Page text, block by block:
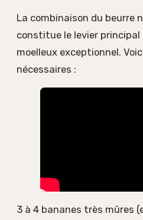
La combinaison du beurre
constitue le levier
moelleux exceptionnel.
nécessaires :
3 à 4 bananes très mûres